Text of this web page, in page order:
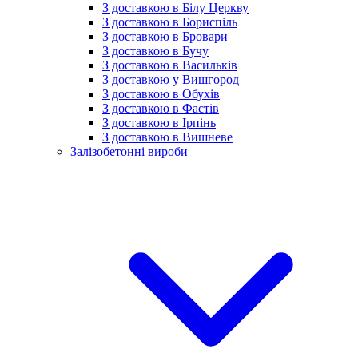
З доставкою в Білу Церкву
З доставкою в Бориспіль
З доставкою в Бровари
З доставкою в Бучу
З доставкою в Васильків
З доставкою у Вишгород
З доставкою в Обухів
З доставкою в Фастів
З доставкою в Ірпінь
З доставкою в Вишневе
Залізобетонні вироби